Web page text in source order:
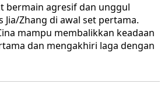
bermain agresif dan unggul
Jia/Zhang di awal set pertama.
mampu membalikkan keadaan
dan mengakhiri laga dengan